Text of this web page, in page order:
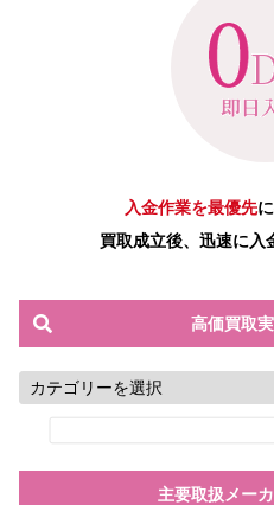
入金作業を最優先
買取成立後、迅速に入
高価買取
主要取扱メー